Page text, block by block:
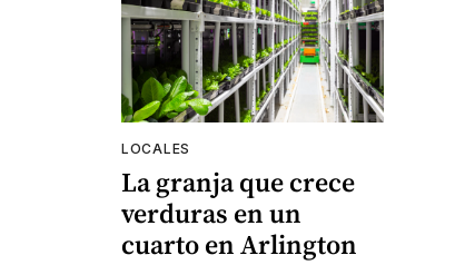
LOCALES
La granja que crece
verduras en un
cuarto en Arlington